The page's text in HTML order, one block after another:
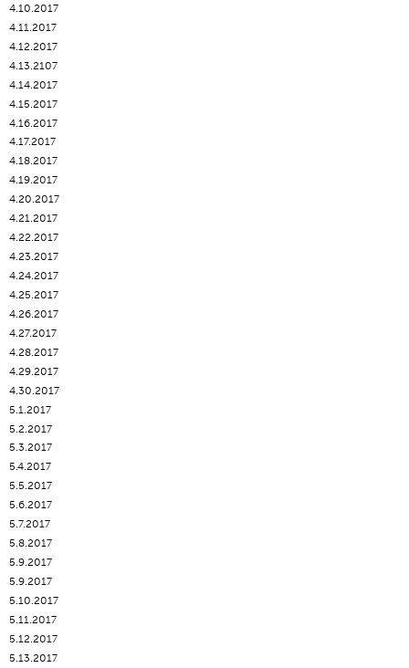
4.10.2017
4.11.2017
4.12.2017
4.13.2107
4.14.2017
4.15.2017
4.16.2017
4.17.2017
4.18.2017
4.19.2017
4.20.2017
4.21.2017
4.22.2017
4.23.2017
4.24.2017
4.25.2017
4.26.2017
4.27.2017
4.28.2017
4.29.2017
4.30.2017
5.1.2017
5.2.2017
5.3.2017
5.4.2017
5.5.2017
5.6.2017
5.7.2017
5.8.2017
5.9.2017
5.9.2017
5.10.2017
5.11.2017
5.12.2017
5.13.2017